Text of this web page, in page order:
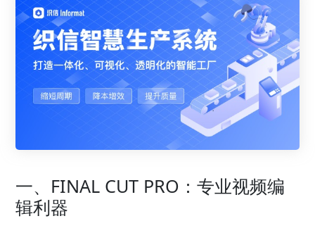
一、FINAL CUT PRO：专业视频编
辑利器